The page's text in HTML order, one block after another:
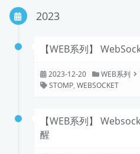
2023
【WEB系列】
2023-12-20 WEB系列
STOMP, WEBSOCKET
【WEB系列】
醒